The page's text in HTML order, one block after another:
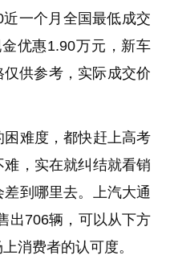
一个月全国最低成交
优惠1.90万元，新车
供参考，实际成交价
难度，都快赶上高考
，实在就纠结就看销
到哪里去。上汽大通
出706辆，可以从下方
消费者的认可度。